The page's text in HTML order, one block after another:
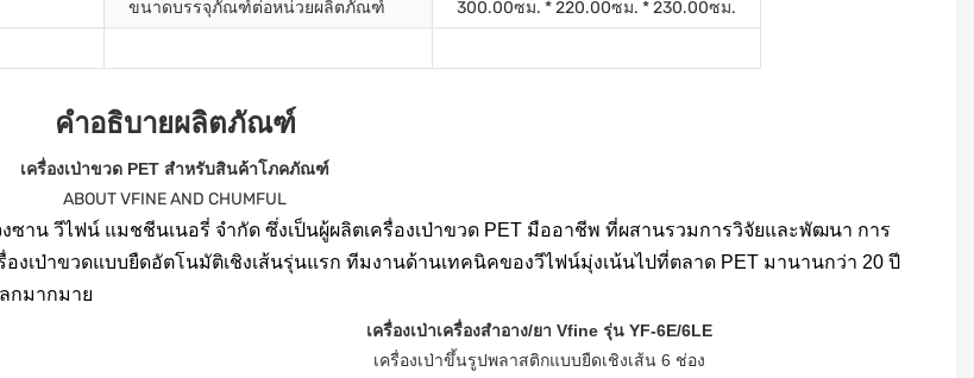
ขนาดบรรจุภัณฑ์ต่อหน่วยผลิตภัณฑ์
300.00ซม. * 220.00ซม. * 230.00ซม.
คำอธิบายผลิตภัณฑ์
เครื่องเป่าขวด PET สำหรับสินค้าโภคภัณฑ์
ABOUT VFINE AND CHUMFUL
าน วีไฟน์ แมชชีนเนอรี่ จำกัด ซึ่งเป็นผู้ผลิตเครื่องเป่าขวด PET มืออาชีพ ที่ผสานรวมการวิจัยและพัฒนา การ
เป่าขวดแบบยืดอัตโนมัติเชิงเส้นรุ่นแรก ทีมงานด้านเทคนิคของวีไฟน์มุ่งเน้นไปที่ตลาด PET มานานกว่า 20 ปี
กมากมาย
เครื่องเป่าเครื่องสำอาง/ยา Vfine รุ่น YF-6E/6LE
เครื่องเป่าขึ้นรูปพลาสติกแบบยืดเชิงเส้น 6 ช่อง